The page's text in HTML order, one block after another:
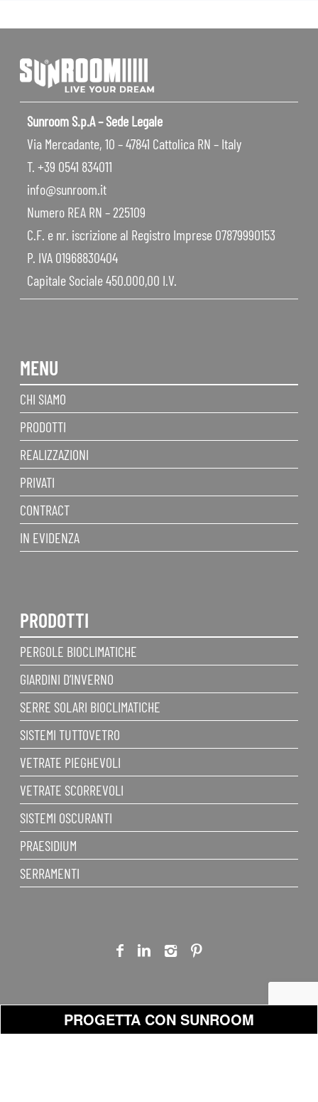
PROGETTA CON SUNROOM
Sunroom S.p.A – Sede Legale
Via Mercadante, 10 – 47841 Cattolica RN – Italy
T. +39 0541 834011
info@sunroom.it
Numero REA RN – 225109
C.F. e nr. iscrizione al Registro Imprese 07879990153
P. IVA 01968830404
Capitale Sociale 450.000,00 I.V.
MENU
CHI SIAMO
PRODOTTI
REALIZZAZIONI
PRIVATI
CONTRACT
IN EVIDENZA
PRODOTTI
PERGOLE BIOCLIMATICHE
GIARDINI D’INVERNO
SERRE SOLARI BIOCLIMATICHE
SISTEMI TUTTOVETRO
VETRATE PIEGHEVOLI
VETRATE SCORREVOLI
SISTEMI OSCURANTI
PRAESIDIUM
SERRAMENTI